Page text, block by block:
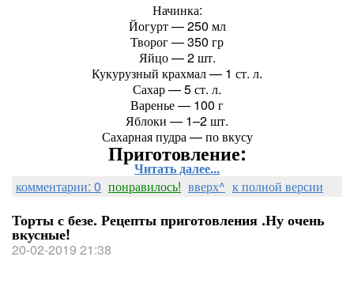
Начинка:
Йогурт — 250 мл
Творог — 350 гр
Яйцо — 2 шт.
Кукурузный крахмал — 1 ст. л.
Сахар — 5 ст. л.
Варенье — 100 г
Яблоки — 1–2 шт.
Сахарная пудра — по вкусу
Приготовление:
Читать далее...
комментарии: 0 понравилось! вверх^ к полной версии
Торты с безе. Рецепты приготовления .Ну очень
вкусные!
20-02-2019 21:38